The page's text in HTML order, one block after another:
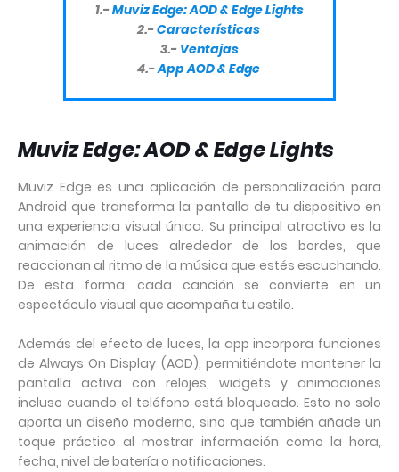
1.-Muviz Edge: AOD & Edge Lights
2.-Características
3.- Ventajas
4.-AppAOD & Edge
Muviz Edge: AOD & Edge Lights
Muviz Edge es una aplicación de personalización para
Android que transforma la pantalla de tu dispositivo en
una experiencia visual única. Su principal atractivo es la
animación de luces alrededor de los bordes, que
reaccionan al ritmo de la música que estés escuchando.
De esta forma, cada canción se convierte en un
espectáculo visual que acompaña tu estilo.
Además del efecto de luces, la app incorpora funciones
de Always On Display (AOD), permitiéndote mantener la
pantalla activa con relojes, widgets y animaciones
incluso cuando el teléfono está bloqueado. Esto no solo
aporta un diseño moderno, sino que también añade un
toque práctico al mostrar información como la hora,
fecha, nivel de batería o notificaciones.